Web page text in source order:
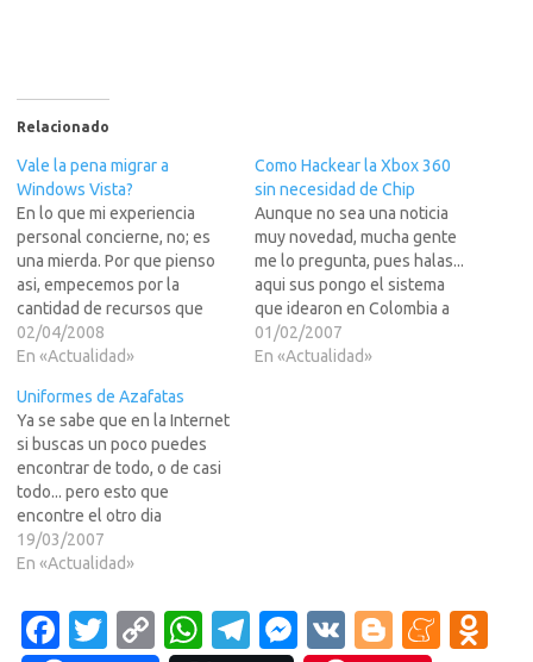
Relacionado
Vale la pena migrar a
Windows Vista?
En lo que mi experiencia
personal concierne, no; es
una mierda. Por que pienso
asi, empecemos por la
cantidad de recursos que
consume, dependiendo de la
configuracion acada rato
todo, en la empresa no se si
sera por que la red es una
basura pero cuando vas…
02/04/2008
En «Actualidad»
Como Hackear la Xbox 360
sin necesidad de Chip
Aunque no sea una noticia
muy novedad, mucha gente
me lo pregunta, pues halas...
aqui sus pongo el sistema
que idearon en Colombia a
mediados del a?asado y que
parece ser sigue vigente y
01/02/2007
En «Actualidad»
Uniformes de Azafatas
Ya se sabe que en la Internet
si buscas un poco puedes
encontrar de todo, o de casi
todo... pero esto que
encontre el otro dia
(buscando otra cosa, logico)
es una curiosidad que vale la
pagina compliada a lo largo
de los a?por un asistente…
19/03/2007
En «Actualidad»
Fa T
C
W
T
M
V
Bl
M